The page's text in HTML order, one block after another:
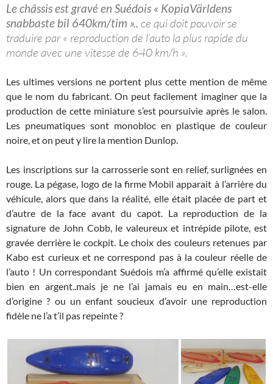
Le châssis est gravé en Suédois « KopiaVärldens
snabbaste bil 640km/tim ».. ce qui doit pouvoir se
traduire par « reproduction de l’auto la plus rapide du
monde avec une vitesse de 640 km/h ».
Les ultimes versions ne portent plus cette mention de même
que le nom du fabricant. On peut facilement imaginer que la
production de cette miniature s’est poursuivie après le salon.
Les pneumatiques sont monobloc en plastique de couleur
noire, et on peut y lire la mention Dunlop.
Les inscriptions sur la carrosserie sont en relief, surlignées en
rouge. La pégase, logo de la firme Mobil apparait à l’arrière du
véhicule, alors que dans la réalité, elle était placée de part et
d’autre de la face avant du capot. La reproduction de la
signature de John Cobb, le valeureux et intrépide pilote, est
gravée derrière le cockpit. Le choix des couleurs retenues par
Kabo est curieux et ne correspond pas à la couleur réelle de
l’auto ! Un correspondant Suédois m’a affirmé qu’elle existait
bien en argent..mais je ne l’ai jamais eu en main…est-elle
d’origine ? ou un enfant soucieux d’avoir une reproduction
fidèle ne l’a t’il pas repeinte ?